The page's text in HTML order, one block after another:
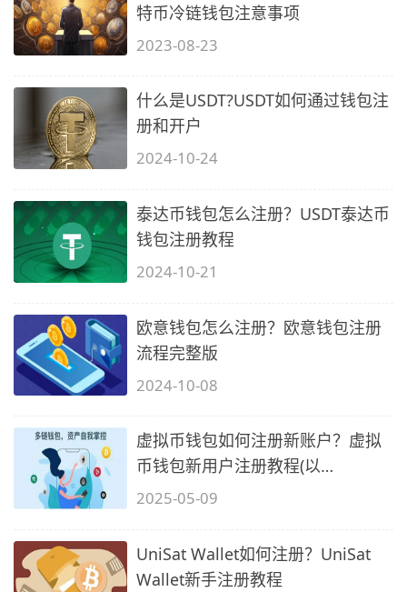
特币冷链钱包注意事项
2023-08-23
什么是USDT?USDT如何通过钱包注
册和开户
2024-10-24
泰达币钱包怎么注册？USDT泰达币
钱包注册教程
2024-10-21
欧意钱包怎么注册？欧意钱包注册
流程完整版
2024-10-08
虚拟币钱包如何注册新账户？虚拟
币钱包新用户注册教程(以
TokenPocket钱
2025-05-09
UniSat Wallet如何注册？UniSat
Wallet新手注册教程